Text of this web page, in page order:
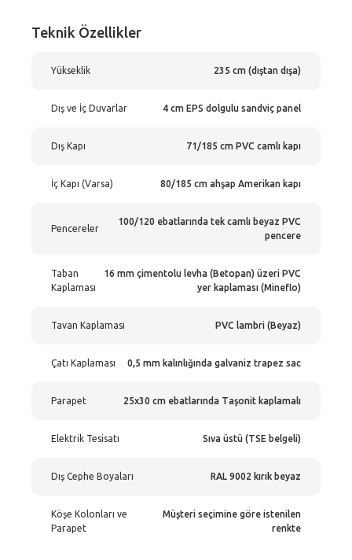
Teknik Özellikler
Yükseklik 235 cm (dıştan dışa)
Dış ve İç Duvarlar 4 cm EPS dolgulu sandviç panel
Dış Kapı 71/185 cm PVC camlı kapı
İç Kapı (Varsa) 80/185 cm ahşap Amerikan kapı
Pencereler
100/120 ebatlarında tek camlı beyaz PVC
pencere
Taban
Kaplaması
16 mm çimentolu levha (Betopan) üzeri PVC
yer kaplaması (Mineflo)
Tavan Kaplaması PVC lambri (Beyaz)
Çatı Kaplaması 0,5 mm kalınlığında galvaniz trapez sac
Parapet 25x30 cm ebatlarında Taşonit kaplamalı
Elektrik Tesisatı Sıva üstü (TSE belgeli)
Dış Cephe Boyaları RAL 9002 kırık beyaz
Köşe Kolonları ve
Parapet
Müşteri seçimine göre istenilen
renkte